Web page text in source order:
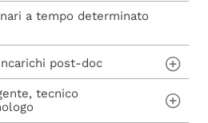
a tempo determinato
nazionale - L. 240/10
post-doc
sensi dell'art. 22 della
tecnico